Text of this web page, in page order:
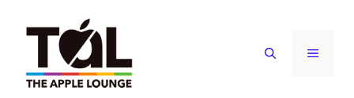
contenuto
MENU